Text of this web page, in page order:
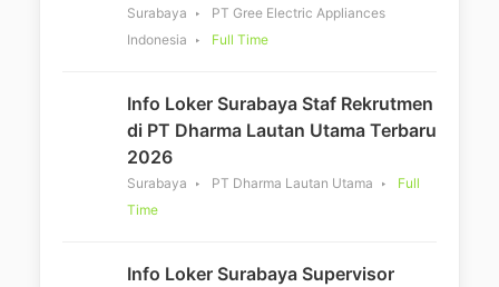
Surabaya
PT Gree Electric Appliances
Indonesia
Full Time
Info Loker Surabaya Staf Rekrutmen
di PT Dharma Lautan Utama Terbaru
2026
Surabaya PT Dharma Lautan Utama
Full
Time
Info Loker Surabaya Supervisor